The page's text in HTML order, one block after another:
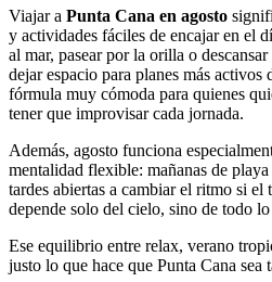
Viajar a Punta Cana en agosto
y actividades fáciles de encajar en el
al mar, pasear por la orilla o
dejar espacio para planes más activos
fórmula muy cómoda para quienes
tener que improvisar cada jornada.
Además, agosto funciona
mentalidad flexible: mañanas de
tardes abiertas a cambiar el ritmo si
depende solo del cielo, sino de todo
Ese equilibrio entre relax, verano
justo lo que hace que Punta Cana sea